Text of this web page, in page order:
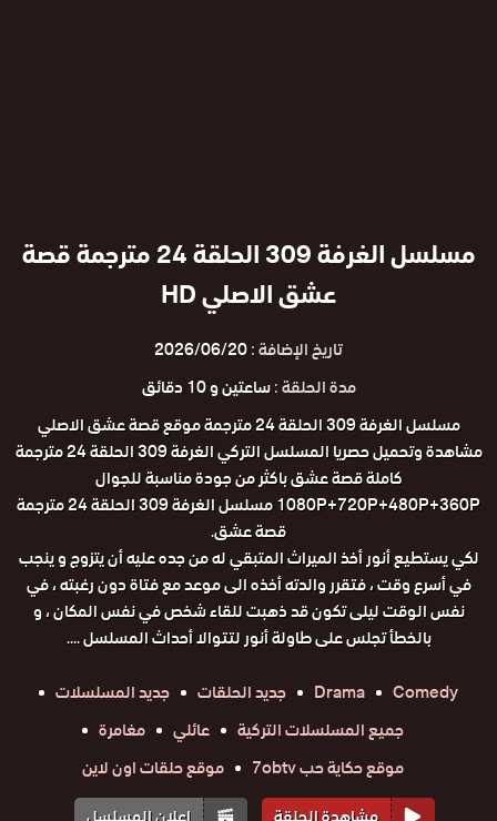
مسلسل الغرفة 309 الحلقة 24 مترجمة قصة
عشق الاصلي HD
تاريخ الإضافة :2026/06/20
مدة الحلقة :ساعتين و 10 دقائق
مسلسل الغرفة 309 الحلقة 24 مترجمة موقع قصة عشق الاصلي
مشاهدة وتحميل حصريا المسلسل التركي الغرفة 309 الحلقة 24 مترجمة
كاملة قصة عشق باكثر من جودة مناسبة للجوال
1080P+720P+480P+360P مسلسل الغرفة 309 الحلقة 24 مترجمة
قصة عشق.
لكي يستطيع أنور أخذ الميراث المتبقي له من جده عليه أن يتزوج و ينجب
في أسرع وقت ، فتقرر والدته أخذه الى موعد مع فتاة دون رغبته ، في
نفس الوقت ليلى تكون قد ذهبت للقاء شخص في نفس المكان ، و
بالخطأ تجلس على طاولة أنور لتتوالا أحداث المسلسل ....
Comedy
Drama جديد الحلقات
جديد المسلسلات
جميع المسلسلات التركية
عائلي
مغامرة
موقع حكاية حب 7obtv
موقع حلقات اون لاين